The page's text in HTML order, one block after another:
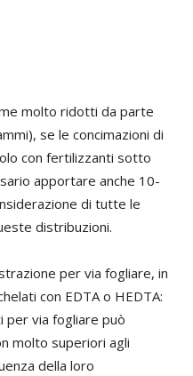
molto ridotti da parte
se le concimazioni di
con fertilizzanti sotto
apportare anche 10-
di tutte le
distribuzioni.
per via fogliare, in
con EDTA o HEDTA:
per via fogliare può
molto superiori agli
della loro